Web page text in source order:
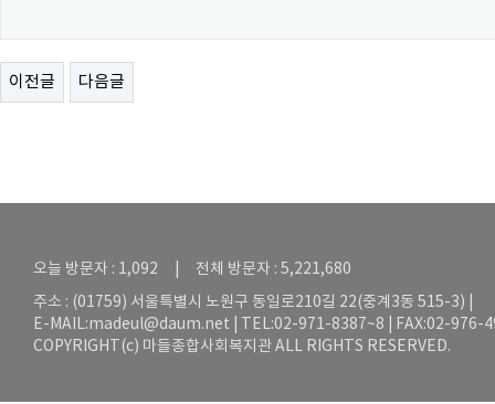
이전글 다음글
오늘 방문자 : 1,092 | 전체 방문자 : 5,221,680
주소 : (01759) 서울특별시 노원구 동일로210길 22(중계3동 515-3) |
E-MAIL:madeul@daum.net | TEL:02-971-8387~8 | FAX:02-976-
COPYRIGHT(c) 마들종합사회복지관 ALL RIGHTS RESERVED.